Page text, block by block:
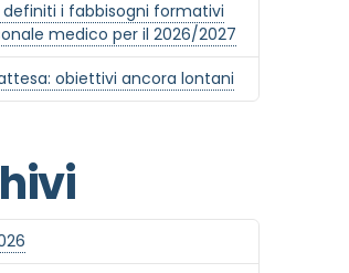
definiti i fabbisogni formativi
medico per il 2026/2027
obiettivi ancora lontani